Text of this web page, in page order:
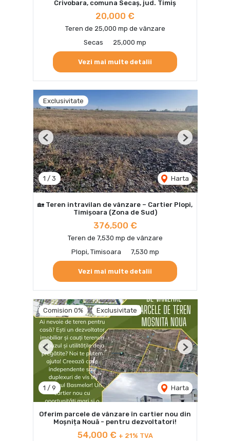
Crivobara, comuna Secaș, jud. Timiș
20,000 €
Teren de 25,000 mp de vânzare
Secas
25,000 mp
Vezi mai multe detalii
Exclusivitate
1 / 3 Harta
Previous Next
🏡 Teren intravilan de vânzare – Cartier Plopi,
Timișoara (Zona de Sud)
376,500 €
Teren de 7,530 mp de vânzare
Plopi, Timisoara
7,530 mp
Vezi mai multe detalii
Comision 0% Exclusivitate
1 / 9 Harta
Previous Next
Oferim parcele de vânzare în cartier nou din
Moșnița Nouă - pentru dezvoltatori!
54,000 € + 21% TVA